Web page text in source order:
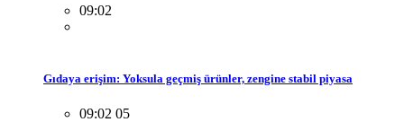
09:02
Gıdaya erişim: Yoksula geçmiş ürünler, zengine stabil piyasa
09:02 05